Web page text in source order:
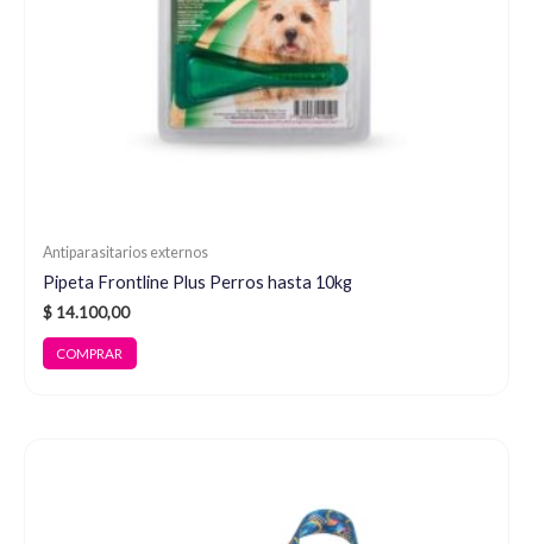
Antiparasitarios externos
Pipeta Frontline Plus Perros hasta 10kg
$14.100,00
COMPRAR